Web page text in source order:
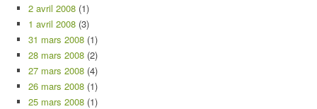
2 avril 2008 (1)
1 avril 2008 (3)
31 mars 2008 (1)
28 mars 2008 (2)
27 mars 2008 (4)
26 mars 2008 (1)
25 mars 2008 (1)